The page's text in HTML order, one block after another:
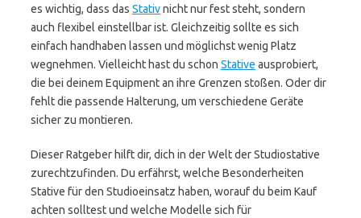
es wichtig, dass das Stativnicht nur fest steht, sondern
auch flexibel einstellbar ist. Gleichzeitig sollte es sich
einfach handhaben lassen und möglichst wenig Platz
wegnehmen. Vielleicht hast du schon Stative ausprobiert,
die bei deinem Equipment an ihre Grenzen stoßen. Oder dir
fehlt die passende Halterung, um verschiedene Geräte
sicher zu montieren.
Dieser Ratgeber hilft dir, dich in der Welt der Studiostative
zurechtzufinden. Du erfährst, welche Besonderheiten
Stative für den Studioeinsatz haben, worauf du beim Kauf
achten solltest und welche Modelle sich für